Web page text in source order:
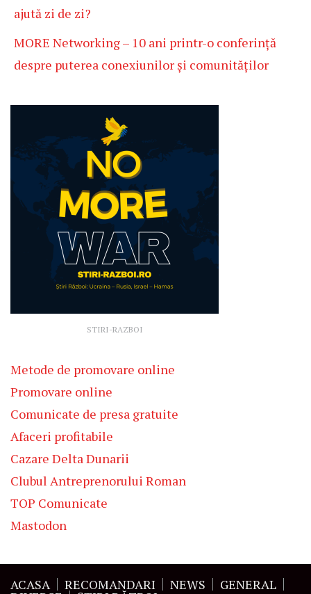
ajută zi de zi?
MORE Networking – 10 ani printr-o conferință
despre puterea conexiunilor și comunităților
STIRI-RAZBOI
Metode de promovare online
Promovare online
Comunicate de presa gratuite
Afaceri profitabile
Cazare Delta Dunarii
Clubul Antreprenorului Roman
TOP Comunicate
Mastodon
ACASA RECOMANDARI NEWS GENERAL